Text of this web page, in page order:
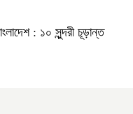
: ১০ সুন্দরী চূড়ান্ত